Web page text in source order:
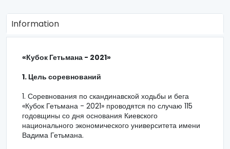
Information
«Кубок Гетьмана - 2021»
1. Цель соревнований
1. Соревнования по скандинавской ходьбы и бега
«Кубок Гетьмана - 2021» проводятся по случаю 115
годовщины со дня основания Киевского
национального экономического университета имени
Вадима Гетьмана.